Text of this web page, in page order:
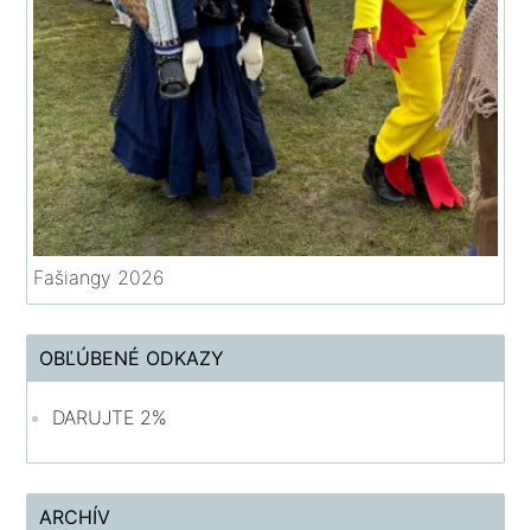
Fašiangy 2026
OBĽÚBENÉ ODKAZY
DARUJTE 2%
ARCHÍV